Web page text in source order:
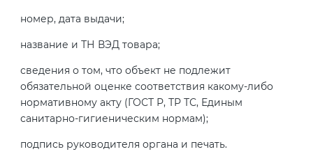
номер, дата выдачи;
название и ТН ВЭД товара;
сведения о том, что объект не подлежит
обязательной оценке соответствия какому-либо
нормативному акту (ГОСТ Р, ТР ТС, Единым
санитарно-гигиеническим нормам);
подпись руководителя органа и печать.